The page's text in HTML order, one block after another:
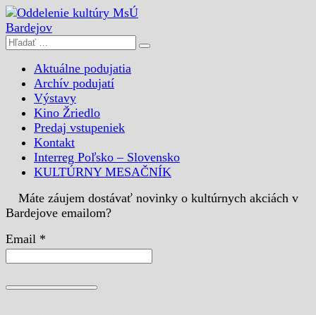
Aktuálne podujatia
Archív podujatí
Výstavy
Kino Žriedlo
Predaj vstupeniek
Kontakt
Interreg Poľsko – Slovensko
KULTÚRNY MESAČNÍK
Máte záujem dostávať novinky o kultúrnych akciách v
Bardejove emailom?
Email *